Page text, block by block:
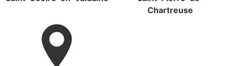
Chartreuse